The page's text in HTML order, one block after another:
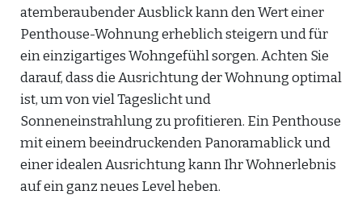
atemberaubender Ausblick kann den Wert einer
Penthouse-Wohnung erheblich steigern und für
ein einzigartiges Wohngefühl sorgen. Achten Sie
darauf, dass die Ausrichtung der Wohnung optimal
ist, um von viel Tageslicht und
Sonneneinstrahlung zu profitieren. Ein Penthouse
mit einem beeindruckenden Panoramablick und
einer idealen Ausrichtung kann Ihr Wohnerlebnis
auf ein ganz neues Level heben.